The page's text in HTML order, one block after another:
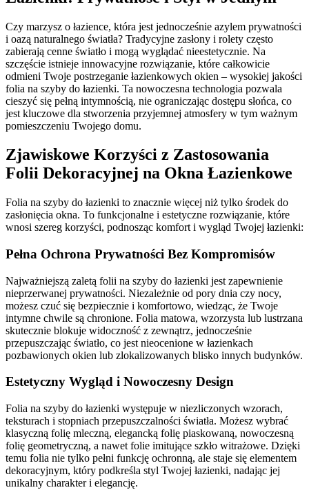
Czy marzysz o łazience, która jest jednocześnie azylem prywatności
i oazą naturalnego światła? Tradycyjne zasłony i rolety często
zabierają cenne światło i mogą wyglądać nieestetycznie. Na
szczęście istnieje innowacyjne rozwiązanie, które całkowicie
odmieni Twoje postrzeganie łazienkowych okien – wysokiej jakości
folia na szyby do łazienki. Ta nowoczesna technologia pozwala
cieszyć się pełną intymnością, nie ograniczając dostępu słońca, co
jest kluczowe dla stworzenia przyjemnej atmosfery w tym ważnym
pomieszczeniu Twojego domu.
Zjawiskowe Korzyści z Zastosowania
Folii Dekoracyjnej na Okna Łazienkowe
Folia na szyby do łazienki to znacznie więcej niż tylko środek do
zasłonięcia okna. To funkcjonalne i estetyczne rozwiązanie, które
wnosi szereg korzyści, podnosząc komfort i wygląd Twojej łazienki:
Pełna Ochrona Prywatności Bez Kompromisów
Najważniejszą zaletą folii na szyby do łazienki jest zapewnienie
nieprzerwanej prywatności. Niezależnie od pory dnia czy nocy,
możesz czuć się bezpiecznie i komfortowo, wiedząc, że Twoje
intymne chwile są chronione. Folia matowa, wzorzysta lub lustrzana
skutecznie blokuje widoczność z zewnątrz, jednocześnie
przepuszczając światło, co jest nieocenione w łazienkach
pozbawionych okien lub zlokalizowanych blisko innych budynków.
Estetyczny Wygląd i Nowoczesny Design
Folia na szyby do łazienki występuje w niezliczonych wzorach,
teksturach i stopniach przepuszczalności światła. Możesz wybrać
klasyczną folię mleczną, elegancką folię piaskowaną, nowoczesną
folię geometryczną, a nawet folie imitujące szkło witrażowe. Dzięki
temu folia nie tylko pełni funkcję ochronną, ale staje się elementem
dekoracyjnym, który podkreśla styl Twojej łazienki, nadając jej
unikalny charakter i elegancję.